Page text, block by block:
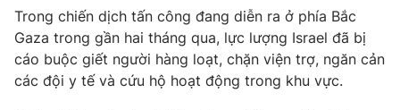
Trong chiến dịch tấn công đang diễn ra ở phía Bắc
Gaza trong gần hai tháng qua, lực lượng Israel đã bị
cáo buộc giết người hàng loạt, chặn viện trợ, ngăn cản
các đội y tế và cứu hộ hoạt động trong khu vực.